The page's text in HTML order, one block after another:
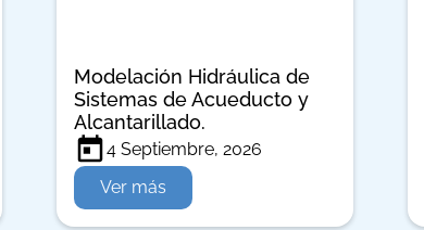
Modelación Hidráulica de
Sistemas de Acueducto y
Alcantarillado.
4 Septiembre, 2026
Ver más